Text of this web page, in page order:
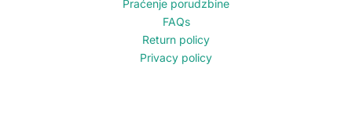
Praćenje porudzbine
FAQs
Return policy
Privacy policy